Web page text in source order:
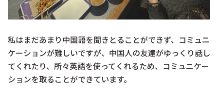
私はまだあまり中国語を聞きとることができず、コミュニ
ケーションが難しいですが、中国人の友達がゆっくり話し
てくれたり、所々英語を使ってくれるため、コミュニケー
ションを取ることができています。